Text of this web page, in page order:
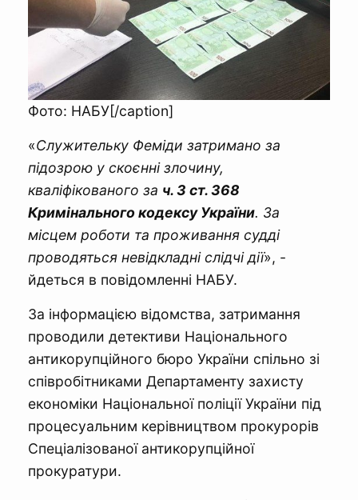
Фото: НАБУ[/caption]
«Служительку Феміди затримано за
підозрою у скоєнні злочину,
кваліфікованого за ч. 3 ст. 368
Кримінального кодексу України. За
місцем роботи та проживання судді
проводяться невідкладні слідчі дії», -
йдеться в повідомленні НАБУ.
За інформацією відомства, затримання
проводили детективи Національного
антикорупційного бюро України спільно зі
співробітниками Департаменту захисту
економіки Національної поліції України під
процесуальним керівництвом прокурорів
Спеціалізованої антикорупційної
прокуратури.